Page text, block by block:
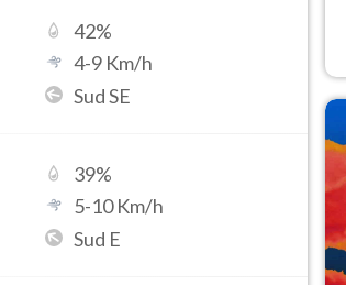
42%
4-9 Km/h
Sud SE
39%
5-10Km/h
Sud E